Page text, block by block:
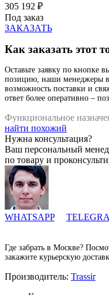
305 192 ₽
Под заказ
ЗАКАЗАТЬ
Как заказать этот
Оставьте заявку по кнопке
позицию, наши менеджеры в
возможность поставки и
ответ более оперативно –
Функциональное
найти похожий
Нужна консультация?
Ваш персональный
по товару и
WHATSAPP
Где забрать в Москве?
закажите курьерскую
Производитель: Trassir